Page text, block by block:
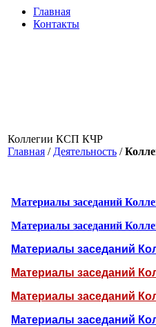
Главная
Контакты
Коллегии КСП КЧР
Главная /Деятельность /
Материалы заседаний
Материалы заседаний
Материалы заседаний
Материалы заседаний
Материалы заседаний
Материалы заседаний